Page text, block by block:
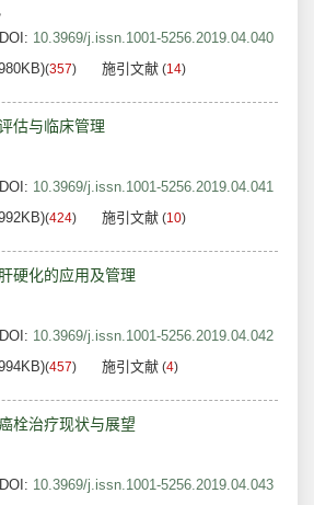
DOI: 10.3969/j.issn.1001-5256.2019.04.040
(357) 施引文献 (14)
估与临床管理
DOI: 10.3969/j.issn.1001-5256.2019.04.041
(424) 施引文献 (10)
硬化的应用及管理
DOI: 10.3969/j.issn.1001-5256.2019.04.042
(457) 施引文献 (4)
栓治疗现状与展望
DOI: 10.3969/j.issn.1001-5256.2019.04.043